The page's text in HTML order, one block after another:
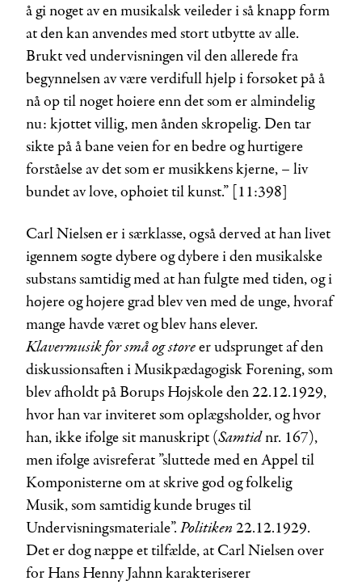
å gi noget av en musikalsk veileder i så knapp form
at den kan anvendes med stort utbytte av alle.
Brukt ved undervisningen vil den allerede fra
begynnelsen av være verdifull hjelp i forsøket på å
nå op til noget høiere enn det som er almindelig
nu: kjøttet villig, men ånden skrøpelig. Den tar
sikte på å bane veien for en bedre og hurtigere
forståelse av det som er musikkens kjerne, – liv
bundet av love, ophøiet til kunst.” [11:398]
Carl Nielsen er i særklasse, også derved at han livet
igennem søgte dybere og dybere i den musikalske
substans samtidig med at han fulgte med tiden, og i
højere og højere grad blev ven med de unge, hvoraf
mange havde været og blev hans elever.
Klavermusik for små ogstoreer udsprunget af den
diskussionsaften i Musikpædagogisk Forening, som
blev afholdt på Borups Højskole den 22.12.1929,
hvor han var inviteret som oplægsholder, og hvor
han, ikke ifølge sit manuskript (Samtidnr. 167),
men ifølge avisreferat ”sluttede med en Appel til
Komponisterne om at skrive god og folkelig
Musik, som samtidig kunde bruges til
Undervisningsmateriale”. Politiken 22.12.1929.
Det er dog næppe et tilfælde, at Carl Nielsen over
for Hans Henny Jahnn karakteriserer